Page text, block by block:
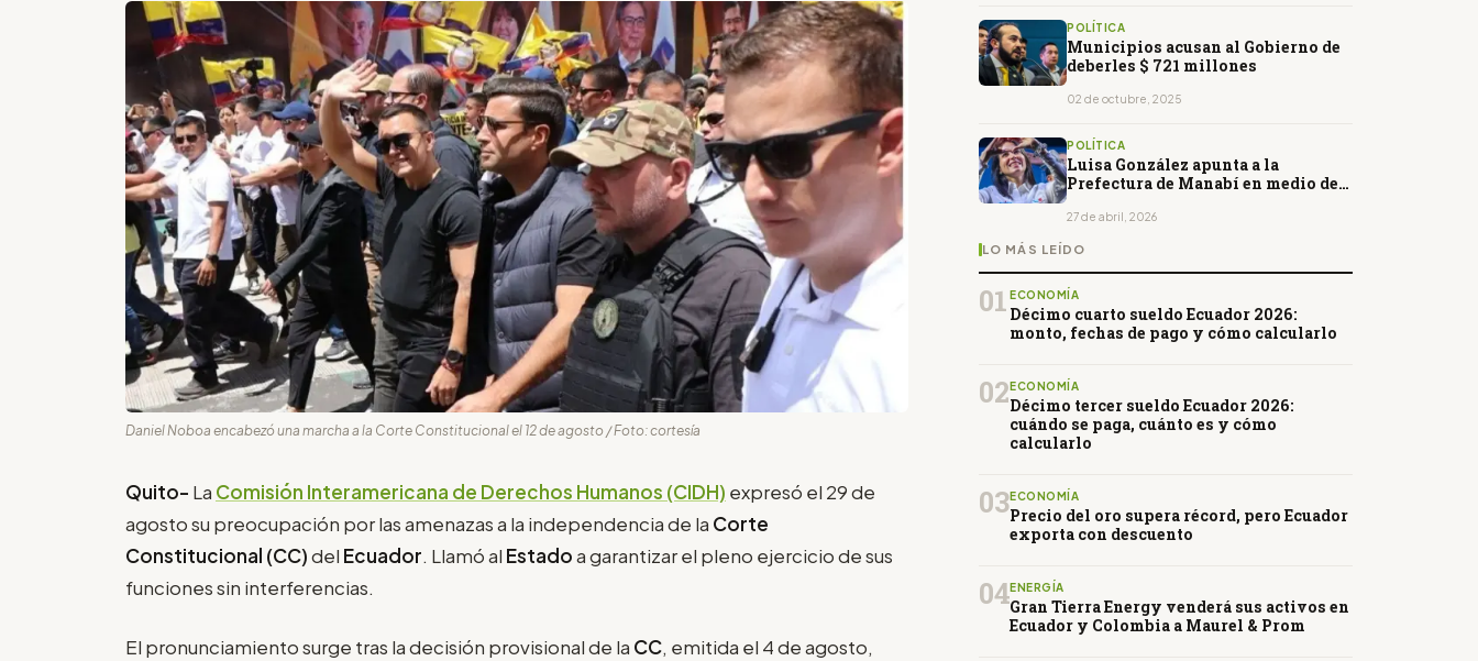
Daniel Noboa encabezó una marcha a la Corte Constitucional el 12 de agosto / Foto: cortesía
Quito- La Comisión Interamericana de Derechos Humanos (CIDH) expresó el 29 de
agosto su preocupación por las amenazas a la independencia de la Corte
Constitucional (CC)del Ecuador. Llamó al Estadoa garantizar el pleno ejercicio de sus
funciones sin interferencias.
El pronunciamiento surge tras la decisión provisional de la CC, emitida el 4 de agosto,
POLÍTICA
Municipios acusan al Gobierno de
deberles $ 721 millones
02 de octubre, 2025
POLÍTICA
Luisa González apunta a la
Prefectura de Manabí en medio de
27 de abril, 2026
LO MÁS LEÍDO
01 ECONOMÍA
Décimo cuarto sueldo Ecuador 2026:
monto, fechas de pago y cómo calcularlo
02 ECONOMÍA
Décimo tercer sueldo Ecuador 2026:
cuándo se paga, cuánto es y cómo
calcularlo
03ECONOMÍA
Precio del oro supera récord, pero Ecuador
exporta con descuento
04ENERGÍA
Gran Tierra Energy venderá sus activos en
Ecuador y Colombia a Maurel & Prom